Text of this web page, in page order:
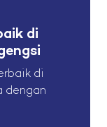
di
di
dengan